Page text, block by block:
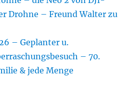
Drohne – Freund Walter zu
– Geplanter u.
– 70.
& jede Menge